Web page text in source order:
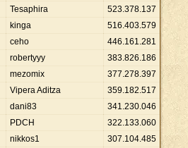
Tesaphira 523.378.137
kinga 516.403.579
ceho 446.161.281
robertyyy 383.826.186
mezomix 377.278.397
Vipera Aditza 359.182.517
dani83 341.230.046
PDCH 322.133.060
nikkos1 307.104.485